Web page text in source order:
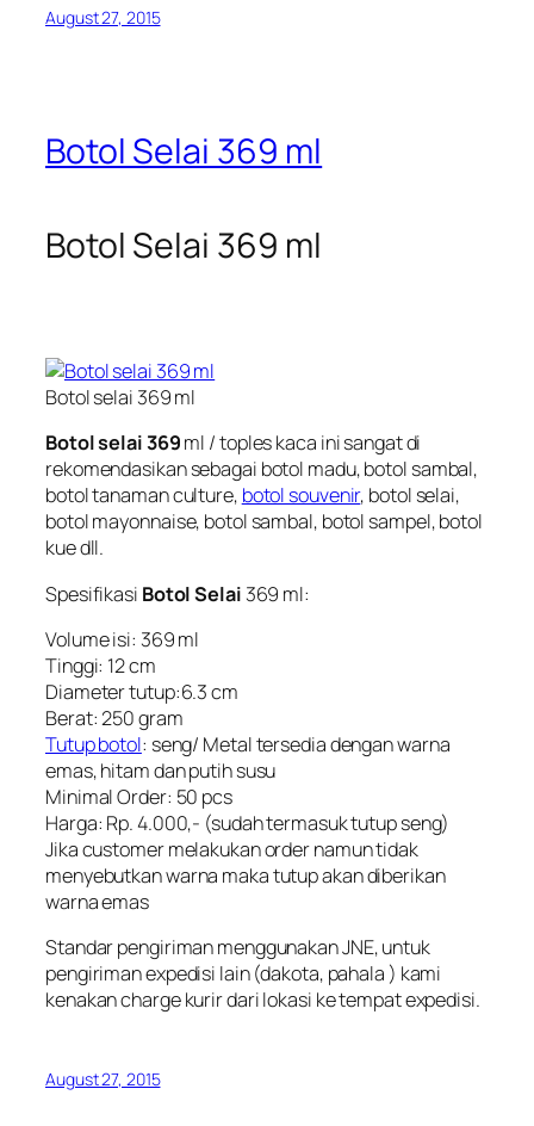
August 27, 2015
Botol Selai 369 ml
Botol Selai 369 ml
Botol selai 369 ml
Botol selai 369ml / toples kaca ini sangat di
rekomendasikan sebagai botol madu, botol sambal,
botol tanaman culture, botol souvenir, botol selai,
botol mayonnaise, botol sambal, botol sampel, botol
kue dll.
Spesifikasi Botol Selai 369 ml:
Volume isi: 369 ml
Tinggi: 12 cm
Diameter tutup:6.3 cm
Berat: 250 gram
Tutup botol: seng/ Metal tersedia dengan warna
emas, hitam dan putih susu
Minimal Order: 50 pcs
Harga: Rp. 4.000,- (sudah termasuk tutup seng)
Jika customer melakukan order namun tidak
menyebutkan warna maka tutup akan diberikan
warna emas
Standar pengiriman menggunakan JNE, untuk
pengiriman expedisi lain (dakota, pahala ) kami
kenakan charge kurir dari lokasi ke tempat expedisi.
August 27, 2015